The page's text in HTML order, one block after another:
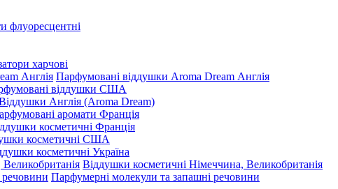
флуоресцентні
харчові
Парфумовані віддушки Aroma Dream Англія
віддушки США
Англія (Aroma Dream)
аромати Франція
косметичні Франція
косметичні США
косметичні Україна
Віддушки косметичні Німеччина, Великобританія
Парфумерні молекули та запашні речовини